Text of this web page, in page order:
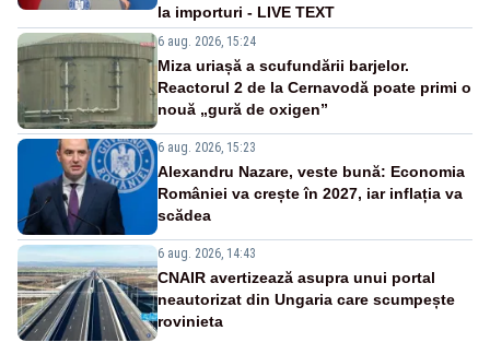
la importuri - LIVE TEXT
6 aug. 2026, 15:24
Miza uriașă a scufundării barjelor.
Reactorul 2 de la Cernavodă poate primi o
nouă „gură de oxigen”
6 aug. 2026, 15:23
Alexandru Nazare, veste bună: Economia
României va crește în 2027, iar inflația va
scădea
6 aug. 2026, 14:43
CNAIR avertizează asupra unui portal
neautorizat din Ungaria care scumpește
rovinieta